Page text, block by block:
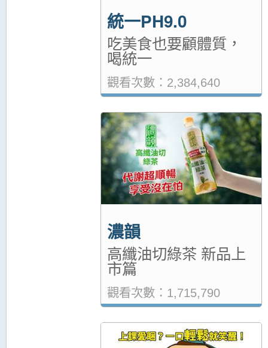
統一PH9.0
吃美食也要顧體質，
喝統一
觀看次數：2,384,640
濃韻
高纖油切綠茶 新品上
市篇
觀看次數：1,715,790